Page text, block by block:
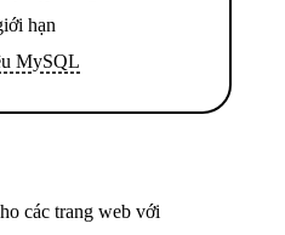
hạn
MySQL
các trang web với